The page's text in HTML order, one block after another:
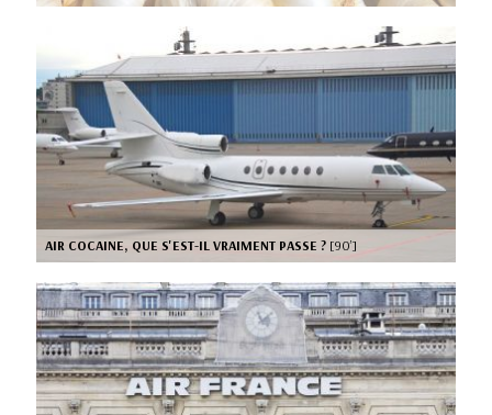
AIR COCAINE, QUE S'EST-IL VRAIMENT PASSE ? [90’]